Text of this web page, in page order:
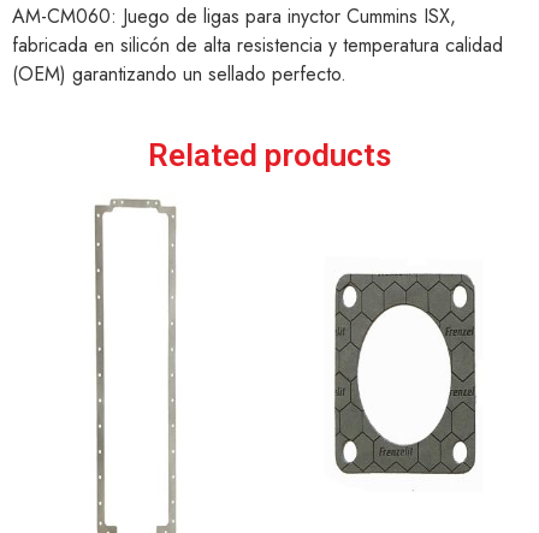
AM-CM060: Juego de ligas para inyctor Cummins ISX,
fabricada en silicón de alta resistencia y temperatura calidad
(OEM) garantizando un sellado perfecto.
Related products